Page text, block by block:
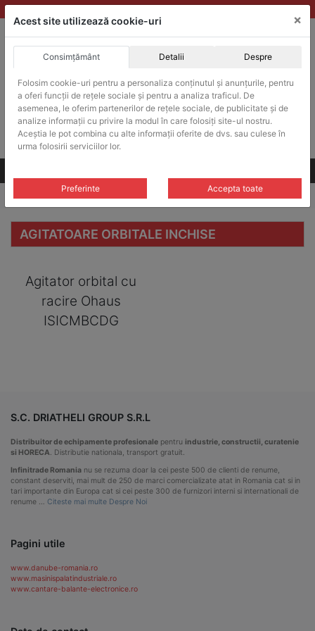
Skip
to
ACHIZITII PUBLICE
Produsele pot fi achizitionate si in sistemul SEAP / SICAP
Products
search
CAUTARE
Cere-ne oferta!
Agitatoare incubatoare/inchise / Agitatoare orbitale inchise
AGITATOARE ORBITALE INCHISE
Agitator orbital cu
racire Ohaus
ISICMBCDG
S.C. DRIATHELI GROUP S.R.L
Distribuitor de echipamente profesionale pentru industrie, constructii, curatenie
si HORECA . Distributie nationala, transport gratuit.
Infinitrade Romania nu se rezuma doar la cei peste 500 de clienti de renume,
constant deserviti, mai mult de 250 de marci comercializate atat in Romania cat si in
tari importante din Europa cat si cei peste 300 de furnizori interni si internationali de
renume … Citeste mai multe Despre Noi
Pagini utile
www.danube-romania.ro
www.masinispalatindustriale.ro
www.cantare-balante-electronice.ro
Acest site utilizează cookie-uri ×
Consimțământ Detalii Despre
Folosim cookie-uri pentru a personaliza conținutul și anunțurile, pentru
a oferi funcții de rețele sociale și pentru a analiza traficul. De
asemenea, le oferim partenerilor de rețele sociale, de publicitate și de
analize informații cu privire la modul în care folosiți site-ul nostru.
Aceștia le pot combina cu alte informații oferite de dvs. sau culese în
urma folosirii serviciilor lor.
Preferinte Accepta toate